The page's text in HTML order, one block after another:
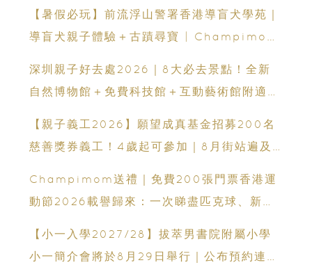
【暑假必玩】前流浮山警署香港導盲犬學苑｜
導盲犬親子體驗＋古蹟尋寶 | Champimom
深圳親子好去處2026｜8大必去景點！全新
自然博物館＋免費科技館＋互動藝術館附適合
【親子義工2026】願望成真基金招募200名
慈善獎券義工！4歲起可參加｜8月街站遍及
Champimom送禮｜免費200張門票香港運
動節2026載譽歸來：一次睇盡匹克球、新興
【小一入學2027/28】拔萃男書院附屬小學
小一簡介會將於8月29日舉行｜公布預約連結